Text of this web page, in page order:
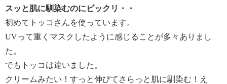
スッと肌に馴染むのにビックリ・・
初めてトッコさんを使っています。
UVって重くマスクしたように感じることが多々ありまし
た。
でもトッコは違いました。
クリームみたい！すっと伸びてさらっと肌に馴染む！え